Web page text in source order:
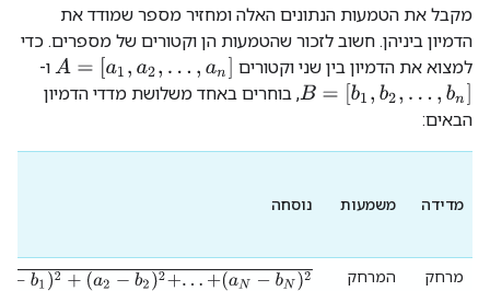
מקבל את הטמעות הנתונים האלה ומחזיר מספר שמודד את
הדמיון ביניהן. חשוב לזכור שהטמעות הן וקטורים של מספרים. כדי
למצוא את הדמיון בין שני וקטורים
A= [a1 a2, .. ,an]
ו-
B= [b1 b2 ,. .,bn]
, בוחרים באחד משלושת מדדי הדמיון
הבאים:
מדידה משמעות נוסחה
מרחק
המרחק
2+(a2−b2)2+...+(aN−bN)2